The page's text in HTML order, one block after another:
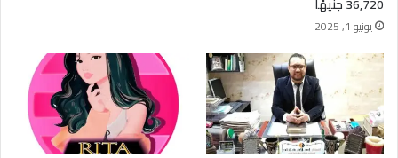
يونيو 1, 2025